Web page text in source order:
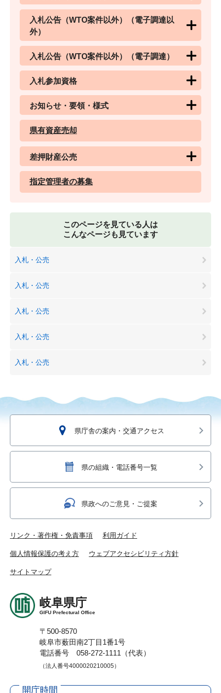
入札公告（WTO案件以外）（電子調達以
外）
入札公告（WTO案件以外）（電子調達）
入札参加資格
お知らせ・要領・様式
県有資産売却
差押財産公売
指定管理者の募集
このページを見ている人は
こんなページも見ています
入札・公売
入札・公売
入札・公売
入札・公売
入札・公売
県庁舎の案内・交通アクセス
県の組織・電話番号一覧
県政へのご意見・ご提案
リンク・著作権・免責事項 利用ガイド
個人情報保護の考え方 ウェブアクセシビリティ方針
サイトマップ
岐阜県庁
GIFU Prefectural Office
〒500-8570
岐阜市薮田南2丁目1番1号
電話番号 058-272-1111（代表）
（法人番号4000020210005）
開庁時間